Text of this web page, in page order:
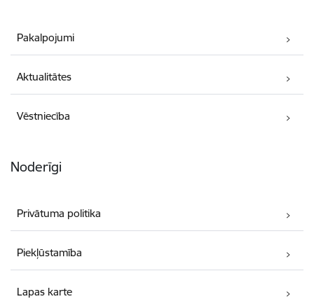
Pakalpojumi
Aktualitātes
Vēstniecība
Noderīgi
Privātuma politika
Piekļūstamība
Lapas karte